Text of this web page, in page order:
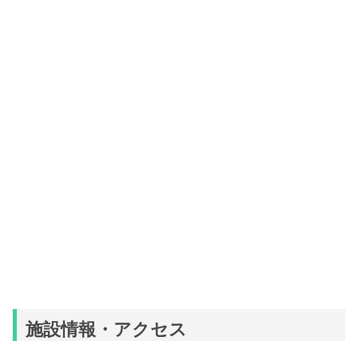
施設情報・アクセス